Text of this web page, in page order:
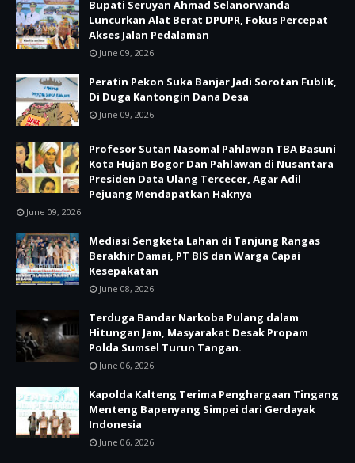
Bupati Seruyan Ahmad Selanorwanda
Luncurkan Alat Berat DPUPR, Fokus Percepat
Akses Jalan Pedalaman
June 09, 2026
Peratin Pekon Suka Banjar Jadi Sorotan Fublik,
Di Duga Kantongin Dana Desa
June 09, 2026
Profesor Sutan Nasomal Pahlawan TBA Basuni
Kota Hujan Bogor Dan Pahlawan di Nusantara
Presiden Data Ulang Tercecer, Agar Adil
Pejuang Mendapatkan Haknya
June 09, 2026
Mediasi Sengketa Lahan di Tanjung Rangas
Berakhir Damai, PT BIS dan Warga Capai
Kesepakatan
June 08, 2026
Terduga Bandar Narkoba Pulang dalam
Hitungan Jam, Masyarakat Desak Propam
Polda Sumsel Turun Tangan.
June 06, 2026
Kapolda Kalteng Terima Penghargaan Tingang
Menteng Bapenyang Simpei dari Gerdayak
Indonesia
June 06, 2026